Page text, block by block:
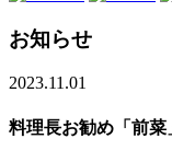
お知らせ
2023.11.01
料理長お勧め「前菜